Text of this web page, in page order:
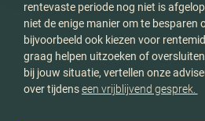
rentevaste periode nog niet is
niet de enige manier om te besparen
bijvoorbeeld ook kiezen voor
graag helpen uitzoeken of
bij jouw situatie, vertellen onze
over tijdenseen vrijblijvend gesprek.